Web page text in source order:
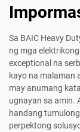
Sa BAIC Heavy
ng mga
exceptional na
kayo na malaman
may anumang
ugnayan sa amin.
handang
perpektong